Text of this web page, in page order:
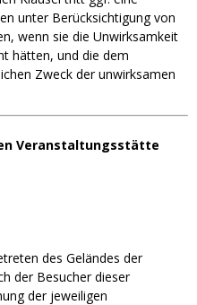
unter Berücksichtigung von
wenn sie die Unwirksamkeit
hätten, und die dem
Zweck der unwirksamen
Veranstaltungsstätte
des Geländes der
der Besucher dieser
der jeweiligen